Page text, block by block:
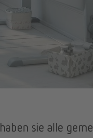
sie alle